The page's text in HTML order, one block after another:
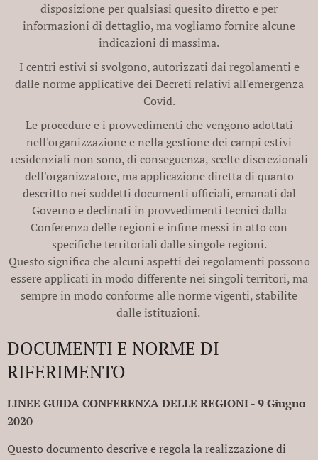
disposizione per qualsiasi quesito diretto e per
informazioni di dettaglio, ma vogliamo fornire alcune
indicazioni di massima.
I centri estivi si svolgono, autorizzati dai regolamenti e
dalle norme applicative dei Decreti relativi all'emergenza
Covid.
Le procedure e i provvedimenti che vengono adottati
nell'organizzazione e nella gestione dei campi estivi
residenziali non sono, di conseguenza, scelte discrezionali
dell'organizzatore, ma applicazione diretta di quanto
descritto nei suddetti documenti ufficiali, emanati dal
Governo e declinati in provvedimenti tecnici dalla
Conferenza delle regioni e infine messi in atto con
specifiche territoriali dalle singole regioni.
Questo significa che alcuni aspetti dei regolamenti possono
essere applicati in modo differente nei singoli territori, ma
sempre in modo conforme alle norme vigenti, stabilite
dalle istituzioni.
DOCUMENTI E NORME DI
RIFERIMENTO
LINEE GUIDA CONFERENZA DELLE REGIONI - 9 Giugno
2020
Questo documento descrive e regola la realizzazione di